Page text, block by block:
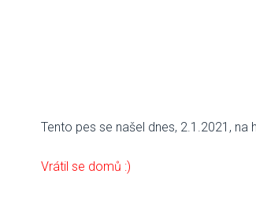
Tento pes se našel dnes, 2.1.2021, na
Vrátil se domů :)